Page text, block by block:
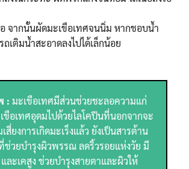
จากนั้นผัดมะเขือเทศจนนิ่ม หากชอบน้ำ
เติมน้ำสะอาดลงไปได้เล็กน้อย
: มะเขือเทศมีส่วนช่วยชะลอความแก่
ขือเทศอุดมไปด้วยไลโคปีนที่นอกจากจะ
สี่ยงการเกิดมะเร็งแล้ว ยังเป็นสารต้าน
วยบำรุงผิวพรรณ ลดริ้วรอยแห่งวัย มี
ละเคสูง ช่วยบำรุงสายตาและผิวให้